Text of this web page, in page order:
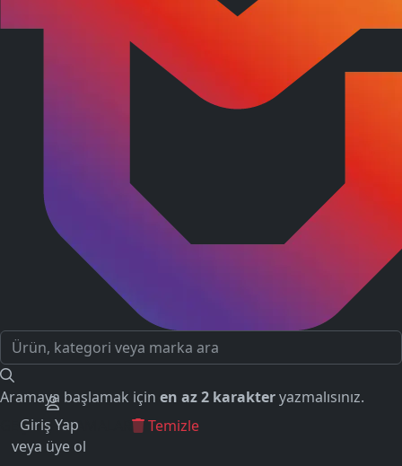
Aramaya başlamak için en az 2 karakteryazmalısınız.
GEÇMİŞ ARAMALAR
Temizle
Giriş Yap
veya üye ol